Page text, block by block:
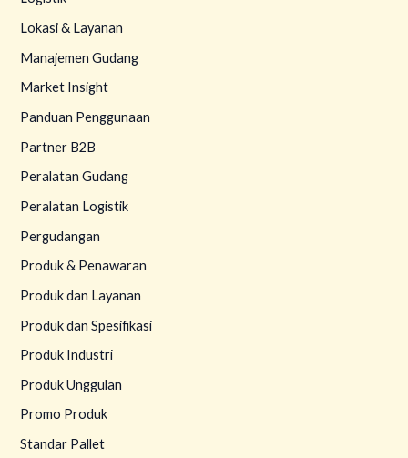
Lokasi & Layanan
Manajemen Gudang
Market Insight
Panduan Penggunaan
Partner B2B
Peralatan Gudang
Peralatan Logistik
Pergudangan
Produk & Penawaran
Produk dan Layanan
Produk dan Spesifikasi
Produk Industri
Produk Unggulan
Promo Produk
Standar Pallet